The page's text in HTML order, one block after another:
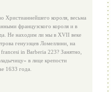
Христианнейшего короля, весьма
фран­цузского короля и в
Не находим ли мы в XVII веке
генуэзцев Ломеллини, на
in Barberia 223? Занят­но,
в лице крепости
1633 года.